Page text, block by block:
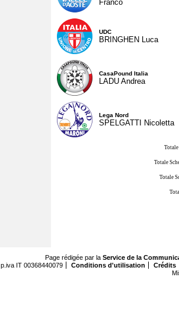
Franco
UDC
BRINGHEN Luca
CasaPound Italia
LADU Andrea
Lega Nord
SPELGATTI Nicoletta
Totale
Totale
Page rédigée par la Service de la
p.iva IT 00368440079
Conditions d'utilisation
Crédits